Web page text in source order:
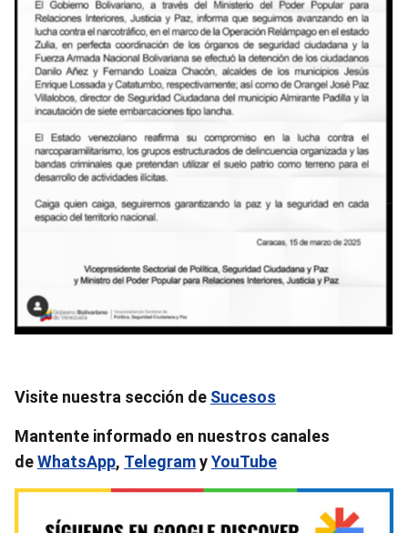
Visite nuestra sección de Sucesos
Mantente informado en nuestros canales
deWhatsApp, TelegramyYouTube